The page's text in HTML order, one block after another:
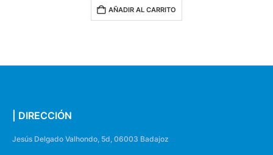
AÑADIR AL CARRITO
| DIRECCIÓN
Jesús Delgado Valhondo, 5d, 06003 Badajoz